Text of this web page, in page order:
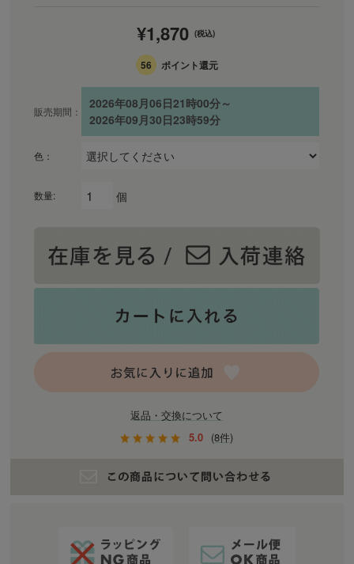
¥1,870 (税込)
56 ポイント還元
販売期間：
2026年08月06日21時00分～
2026年09月30日23時59分
色：
数量: 個
返品・交換について
5.0 (8件)